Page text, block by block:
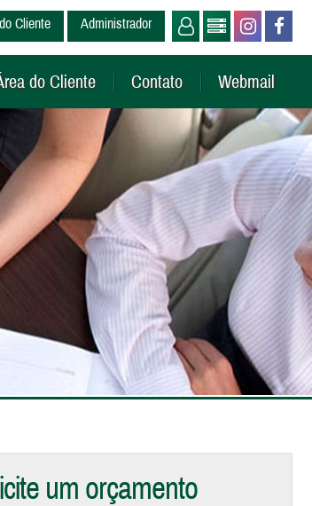
Cliente Administrador
do Cliente Contato Webmail
um orçamento